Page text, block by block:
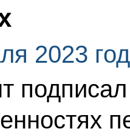
2023